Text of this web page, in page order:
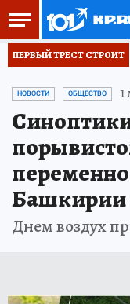
ПЕРВЫЙ ТРЕСТ СТРОИТ
НОВОСТИ ОБЩЕСТВО 1
Башкирии
Днем воздух